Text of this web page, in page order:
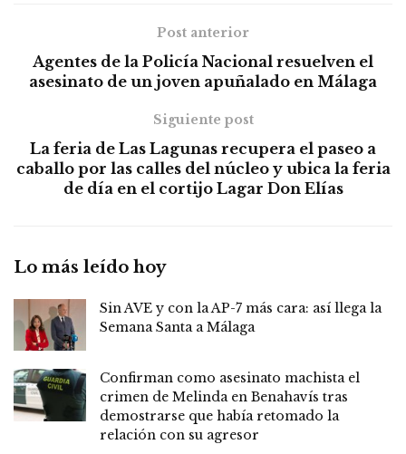
Post anterior
Agentes de la Policía Nacional resuelven el
asesinato de un joven apuñalado en Málaga
Siguiente post
La feria de Las Lagunas recupera el paseo a
caballo por las calles del núcleo y ubica la feria
de día en el cortijo Lagar Don Elías
Lo más leído hoy
Sin AVE y con la AP-7 más cara: así llega la
Semana Santa a Málaga
Confirman como asesinato machista el
crimen de Melinda en Benahavís tras
demostrarse que había retomado la
relación con su agresor